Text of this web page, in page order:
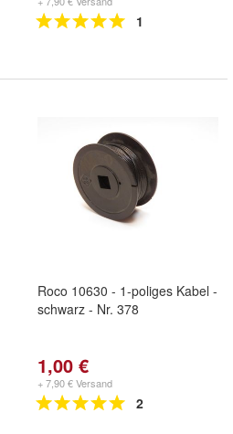
1
Roco 10630 - 1-poliges Kabel -
schwarz - Nr. 378
1,00 €
+ 7,90 € Versand
2